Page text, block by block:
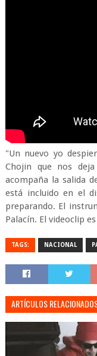
"Un nuevo yo
Chojin que nos
acompaña la salida
está incluido en el
preparando. El
Palacín. El videoclip
TAGS: NACIONAL
ARTÍCULOS